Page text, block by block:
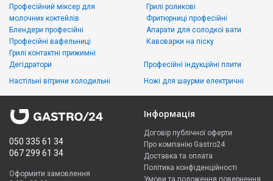
Професійний міксер для
молочних коктейлів
Блендери професійні
Професійні вафельниці
Грилі контактні прижимні
Грилі роликові
Фритюрниці професійні
Апарати для солодкої вати
Кавоварки на піску
Дегідратори
Настільні вітрини холодильні
Професійні індукційні плити
Ножі для шаурми електричні
050 335 61 34
067 299 61 34
Оформити замовлення
Інформація
Договір публічної оферти
Про компанію Gastro24
Доставка та оплата
Політика конфіденційності
Умови та положення повернення